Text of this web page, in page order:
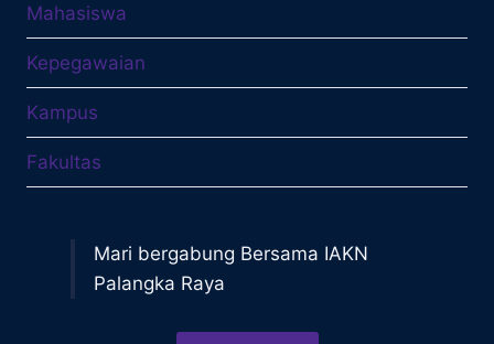
Mahasiswa
Kepegawaian
Kampus
Fakultas
Mari bergabung Bersama IAKN
Palangka Raya